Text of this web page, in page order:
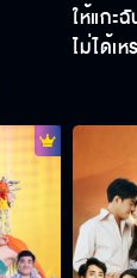
ให้แก
ไม่ได้เห